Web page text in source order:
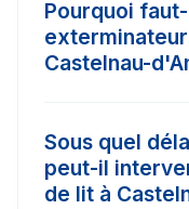
varie selon
surface à traiter.
constatés dans
Pourquoi
Castelnau-
classique à
concentration
pour détruire les
Sous quel
peut-il
de lit à